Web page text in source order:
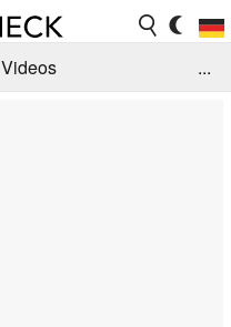
Videos
...